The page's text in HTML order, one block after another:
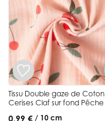
Tissu Double gaze de Coton
Cerises Claf sur fond Pêche
0,99 € / 10 cm